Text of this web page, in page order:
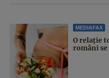
MEDIAFAX
O relație
români se